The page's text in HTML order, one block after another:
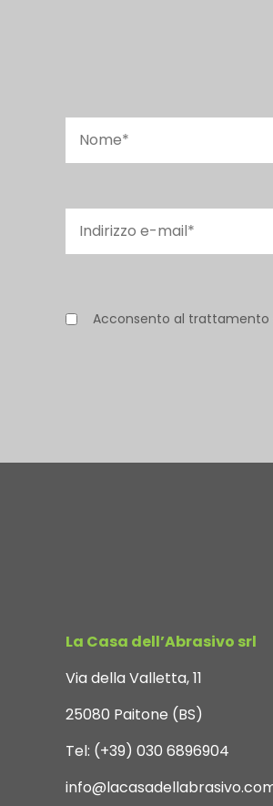
Acconsento al trattamento
La Casa dell’Abrasivo srl
Via della Valletta, 11
25080 Paitone (BS)
Tel: (+39) 030 6896904